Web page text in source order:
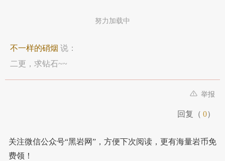
努力加载中
不一样的硝烟 说：
二更，求钻石~~
举报
回复（ 0）
关注微信公众号“黑岩网”，方便下次阅读，更有海量岩币免
费领！